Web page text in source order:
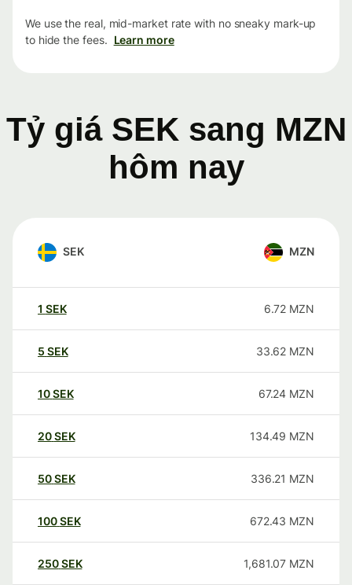
We use the real, mid-market rate with no sneaky mark-up
to hide the fees. Learn more
Tỷ giá SEK sang MZN
hôm nay
SEK MZN
1 SEK 6.72 MZN
5 SEK 33.62 MZN
10SEK 67.24 MZN
20SEK 134.49 MZN
50SEK 336.21 MZN
100SEK 672.43 MZN
250SEK 1,681.07 MZN